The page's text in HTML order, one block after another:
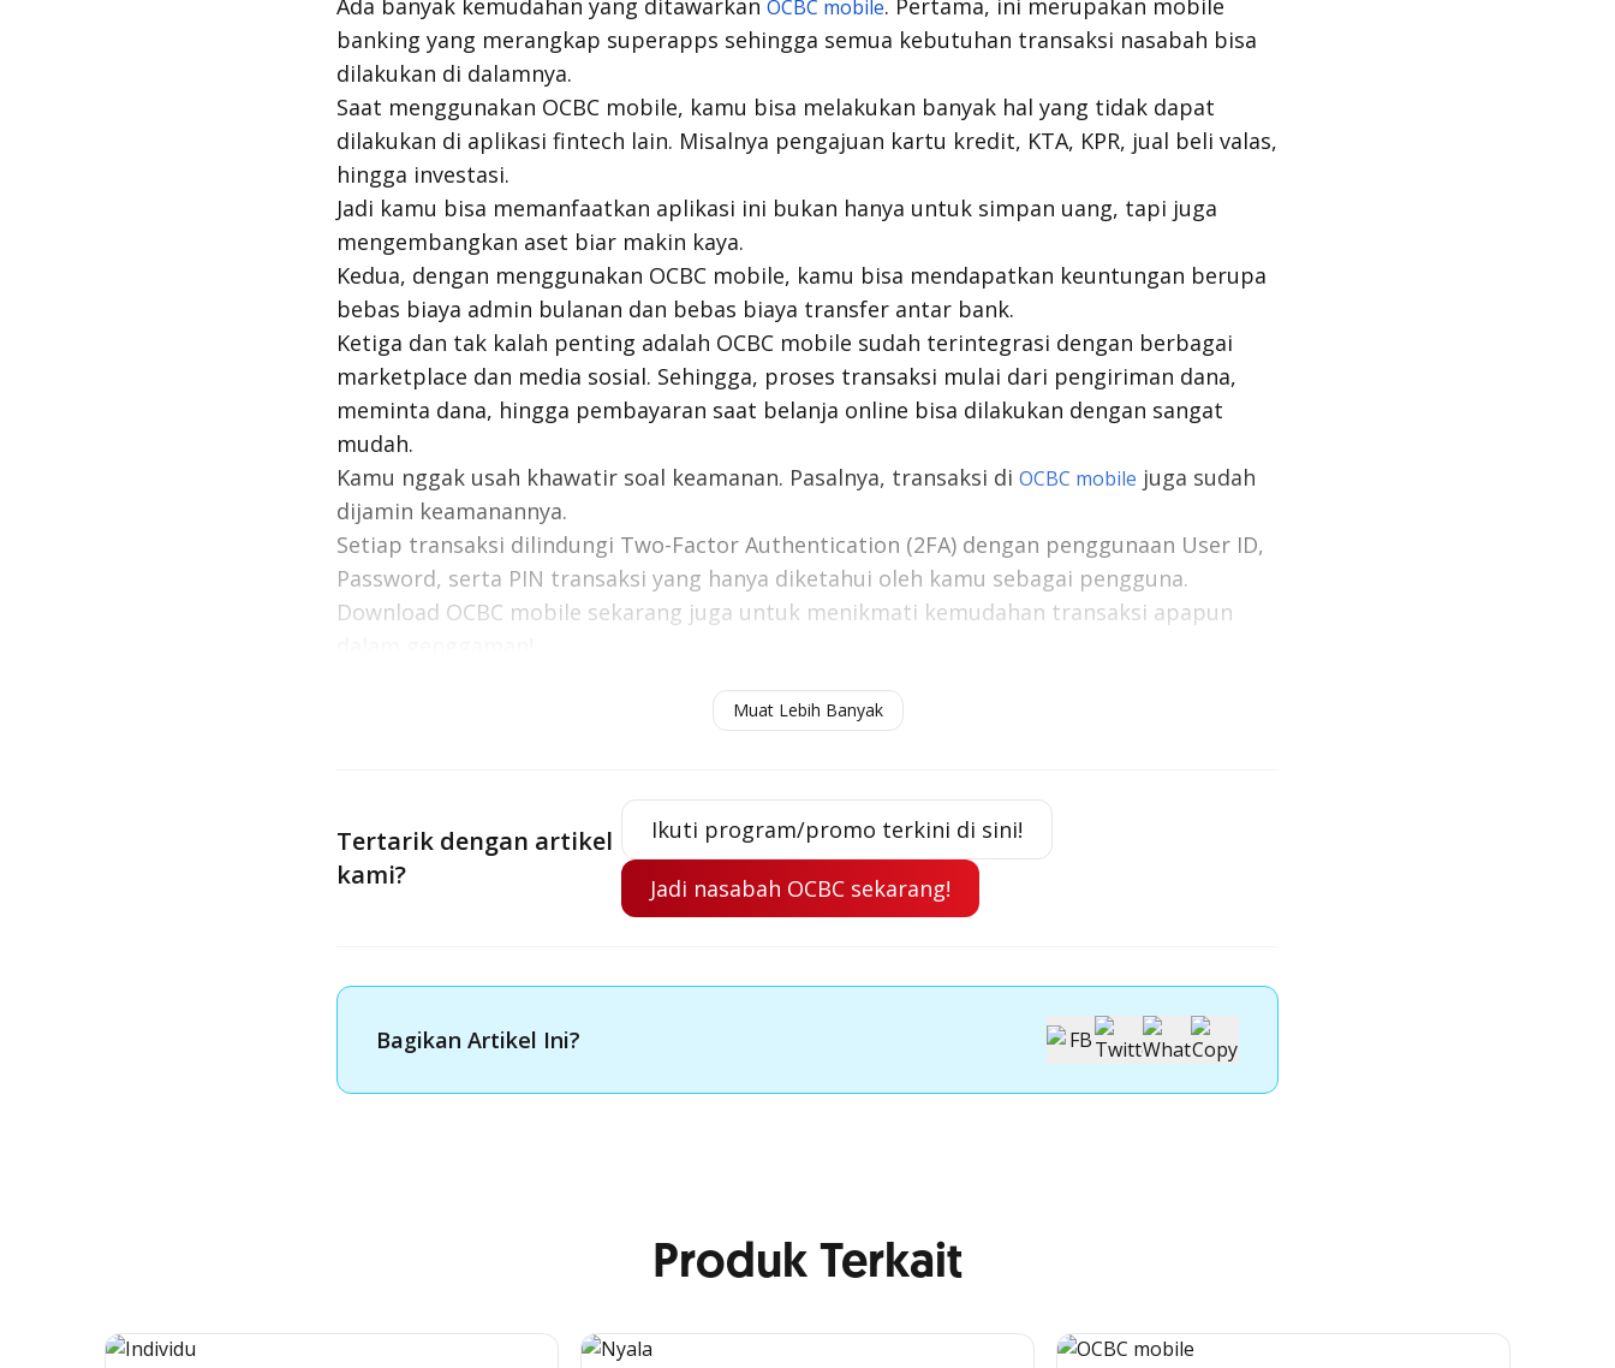
Ada banyak kemudahan yang ditawarkan OCBC mobile. Pertama, ini merupakan mobile
banking yang merangkap superapps sehingga semua kebutuhan transaksi nasabah bisa
dilakukan di dalamnya.
Saat menggunakan OCBC mobile, kamu bisa melakukan banyak hal yang tidak dapat
dilakukan di aplikasi fintech lain. Misalnya pengajuan kartu kredit, KTA, KPR, jual beli valas,
hingga investasi.
Jadi kamu bisa memanfaatkan aplikasi ini bukan hanya untuk simpan uang, tapi juga
mengembangkan aset biar makin kaya.
Kedua, dengan menggunakan OCBC mobile, kamu bisa mendapatkan keuntungan berupa
bebas biaya admin bulanan dan bebas biaya transfer antar bank.
Ketiga dan tak kalah penting adalah OCBC mobile sudah terintegrasi dengan berbagai
marketplace dan media sosial. Sehingga, proses transaksi mulai dari pengiriman dana,
meminta dana, hingga pembayaran saat belanja online bisa dilakukan dengan sangat
mudah.
Kamu nggak usah khawatir soal keamanan. Pasalnya, transaksi di OCBC mobile juga sudah
dijamin keamanannya.
Setiap transaksi dilindungi Two-Factor Authentication (2FA) dengan penggunaan User ID,
Password, serta PIN transaksi yang hanya diketahui oleh kamu sebagai pengguna.
Download OCBC mobile sekarang juga untuk menikmati kemudahan transaksi apapun
Muat Lebih Banyak
Tertarik dengan artikel
kami?
Ikuti program/promo terkini di sini!
Jadi nasabah OCBC sekarang!
Bagikan Artikel Ini?
Produk Terkait